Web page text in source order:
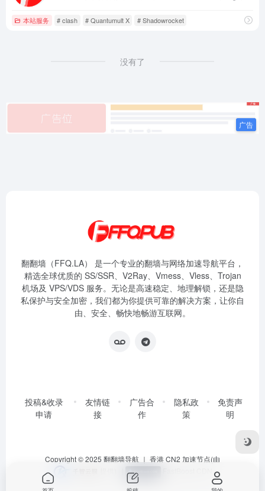
本站服务 # clash # Quantumult X # Shadowrocket
没有了
翻翻墙（FFQ.LA） 是一个专业的翻墙与网络加速导航平台，
精选全球优质的 SS/SSR、V2Ray、Vmess、Vless、Trojan
机场及 VPS/VDS 服务。无论是高速稳定、地理解锁，还是隐
私保护与安全加密，我们都为你提供可靠的解决方案，让你自
由、安全、畅快地畅游互联网。
投稿&收录
申请
友情链
接
广告合
作
隐私政
策
免责声
明
Copyright © 2025 翻翻墙导航 ｜ 香港 CN2 加速节点(由